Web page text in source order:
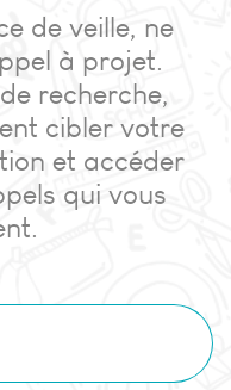
de veille, ne
à projet.
recherche,
cibler votre
et accéder
qui vous